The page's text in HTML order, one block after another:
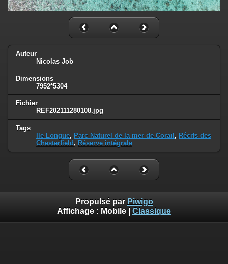
Auteur
Nicolas Job
Dimensions
7952*5304
Fichier
REF202111280108.jpg
Tags
Ile Longue, Parc Naturel de la mer de Corail , Récifs des
Chesterfield , Réserve intégrale
Propulsé par Piwigo
Affichage : Mobile Classique